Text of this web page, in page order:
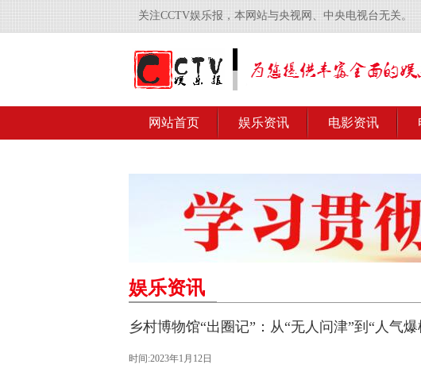
关注CCTV娱乐报，本网站与央视网、中央电视台无关。
网站首页 娱乐资讯 电影资讯
娱乐资讯
乡村博物馆“出圈记”：从“无人问津”到“人气爆
时间:2023年1月12日